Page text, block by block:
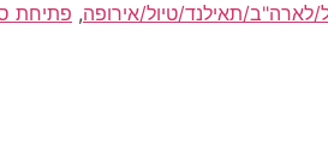
, פתיחת